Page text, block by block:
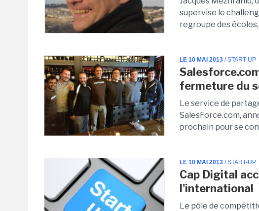
supervise le
regroupe des
LE 10 MAI 2013 / START-UP
fermeture du
Le service de
SalesForce.com,
prochain pour se
LE 10 MAI 2013 / START-UP
Cap Digital
l'international
Le pôle de